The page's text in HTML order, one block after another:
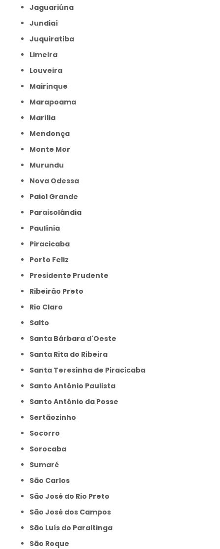
Jaguariúna
Jundiaí
Juquiratiba
Limeira
Louveira
Mairinque
Marapoama
Marília
Mendonça
Monte Mor
Murundu
Nova Odessa
Paiol Grande
Paraisolândia
Paulínia
Piracicaba
Porto Feliz
Presidente Prudente
Ribeirão Preto
Rio Claro
Salto
Santa Bárbara d'Oeste
Santa Rita do Ribeira
Santa Teresinha de Piracicaba
Santo Antônio Paulista
Santo Antônio da Posse
Sertãozinho
Socorro
Sorocaba
Sumaré
São Carlos
São José do Rio Preto
São José dos Campos
São Luís do Paraitinga
São Roque